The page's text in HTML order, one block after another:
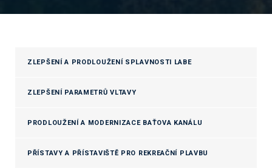
ZLEPŠENÍ A PRODLOUŽENÍ SPLAVNOSTI LABE
ZLEPŠENÍ PARAMETRŮ VLTAVY
PRODLOUŽENÍ A MODERNIZACE BAŤOVA KANÁLU
PŘÍSTAVY A PŘÍSTAVIŠTĚ PRO REKREAČNÍ PLAVBU